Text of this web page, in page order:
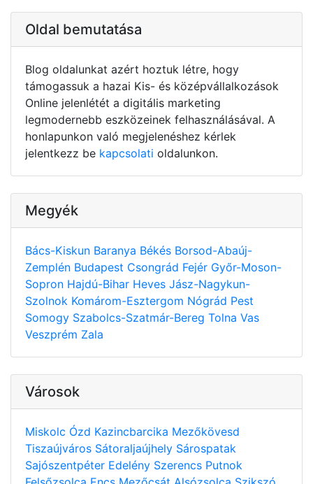
Oldal bemutatása
Blog oldalunkat azért hoztuk létre, hogy
támogassuk a hazai Kis- és középvállalkozások
Online jelenlétét a digitális marketing
legmodernebb eszközeinek felhasználásával. A
honlapunkon való megjelenéshez kérlek
jelentkezz be kapcsolati oldalunkon.
Megyék
Bács-Kiskun Baranya Békés Borsod-Abaúj-
Zemplén Budapest Csongrád Fejér Győr-Moson-
Sopron Hajdú-Bihar Heves Jász-Nagykun-
Szolnok Komárom-Esztergom Nógrád Pest
Somogy Szabolcs-Szatmár-Bereg Tolna Vas
Veszprém Zala
Városok
Miskolc Ózd Kazincbarcika Mezőkövesd
Tiszaújváros Sátoraljaújhely Sárospatak
Sajószentpéter Edelény Szerencs Putnok